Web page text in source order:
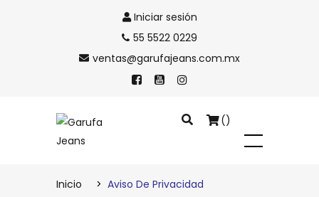
55 5522 0229
ventas@garufajeans.com.mx
Iniciar sesión
()
Inicio Aviso De Privacidad